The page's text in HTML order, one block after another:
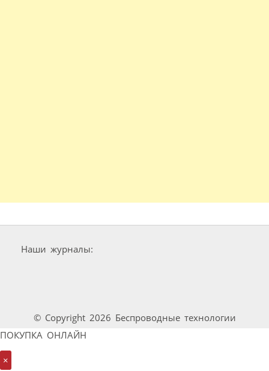
Наши журналы:
© Copyright 2026 Беспроводные технологии
ПОКУПКА ОНЛАЙН
×